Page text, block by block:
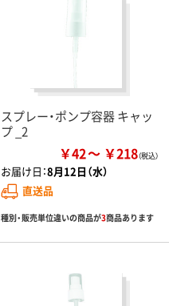
スプレー・ポンプ容器 キャッ
プ _2
￥42 ￥218
お届け日：8月12日（水）
直送品
種別・販売単位違いの商品が3商品あります